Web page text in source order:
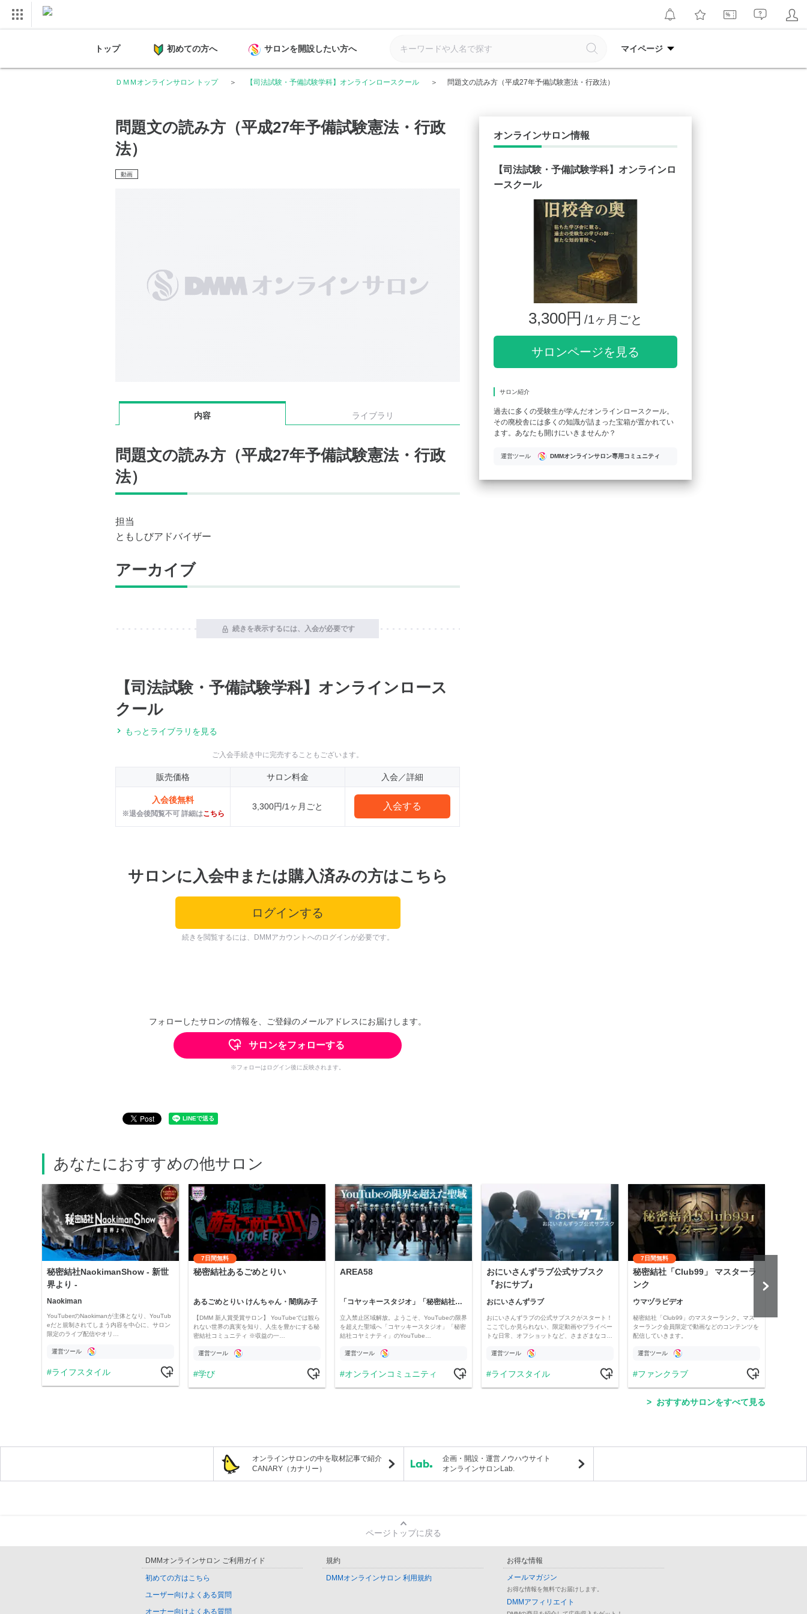
トップ 初めての方へ サロンを開設したい方へ マイページ
ＤＭＭオンラインサロン トップ 【司法試験・予備試験学科】オンラインロースクール 問題文の読み方（平成27年予備試験憲法・行政法）
問題文の読み方（平成27年予備試験憲法・行政
法）
動画
内容 ライブラリ
問題文の読み方（平成27年予備試験憲法・行政
法）
担当
ともしびアドバイザー
アーカイブ
続きを表示するには、入会が必要です
【司法試験・予備試験学科】オンラインロース
クール
もっとライブラリを見る
ご入会手続き中に完売することもございます。
販売価格 サロン料金 入会／詳細
入会後無料
※退会後閲覧不可 詳細はこちら
3,300円/1ヶ月ごと 入会する
サロンに入会中または購入済みの方はこちら
ログインする
続きを閲覧するには、DMMアカウントへのログインが必要です。
フォローしたサロンの情報を、ご登録のメールアドレスにお届けします。
サロンをフォローする
※フォローはログイン後に反映されます。
オンラインサロン情報
【司法試験・予備試験学科】オンラインロ
ースクール
3,300円 /1ヶ月ごと
サロンページを見る
サロン紹介
過去に多くの受験生が学んだオンラインロースクール。
その廃校舎には多くの知識が詰まった宝箱が置かれてい
ます。あなたも開けにいきませんか？
運営ツール DMMオンラインサロン専用コミュニティ
あなたにおすすめの他サロン
秘密結社NaokimanShow - 新世
界より -
Naokiman
YouTuberのNaokimanが主体となり、YouTub
eだと規制されてしまう内容を中心に、サロン
限定のライブ配信やオリ…
運営ツール
ライフスタイル
7日間無料
秘密結社あるごめとりい
あるごめとりい けんちゃん・闇病み子
【DMM 新人賞受賞サロン】 YouTubeでは観ら
れない世界の真実を知り、人生を豊かにする秘
密結社コミュニティ ※収益の一…
運営ツール
学び
AREA58
「コヤッキースタジオ」「秘密結社コヤミナティ」
立入禁止区域解放。ようこそ、YouTubeの限界
を超えた聖域へ「コヤッキースタジオ」「秘密
結社コヤミナティ」のYouTube…
運営ツール
オンラインコミュニティ
おにいさんずラブ公式サブスク
『おにサブ』
おにいさんずラブ
おにいさんずラブの公式サブスクがスタート！
ここでしか見られない、限定動画やプライベー
トな日常、オフショットなど、さまざまなコ…
運営ツール
ライフスタイル
7日間無料
秘密結社「Club99」 マスターラ
ンク
ウマヅラビデオ
秘密結社「Club99」のマスターランク。マス
ターランク会員限定で動画などのコンテンツを
配信していきます。
運営ツール
ファンクラブ
おすすめサロンをすべて見る
オンラインサロンの中を取材記事で紹介
CANARY（カナリー）
企画・開設・運営ノウハウサイト
オンラインサロンLab.
ページトップに戻る
DMMオンラインサロン ご利用ガイド
初めての方はこちら
ユーザー向けよくある質問
オーナー向けよくある質問
規約
DMMオンラインサロン 利用規約
お得な情報
メールマガジン
お得な情報を無料でお届けします。
DMMアフィリエイト